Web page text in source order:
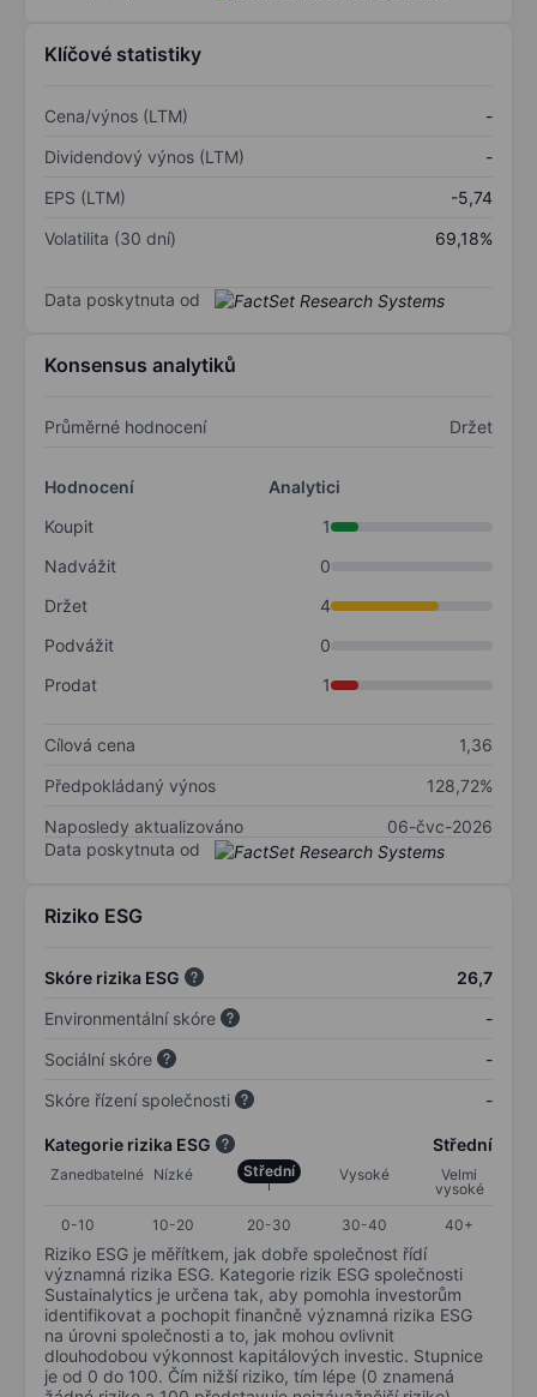
Klíčové statistiky
Cena/výnos (LTM)
-
Dividendový výnos (LTM)
-
EPS (LTM)
-5,74
Volatilita (30 dní)
69,18%
Data poskytnuta od
Konsensus analytiků
Průměrné hodnocení Držet
Hodnocení
Analytici
Koupit
1
Nadvážit
0
Držet
4
Podvážit
0
Prodat
1
Cílová cena
1,36
Předpokládaný výnos
128,72%
Naposledy aktualizováno
06-čvc-2026
Data poskytnuta od
Riziko ESG
Skóre rizika ESG
26,7
Environmentální skóre
-
Sociální skóre
-
Skóre řízení společnosti
-
Kategorie rizika ESG Střední
Zanedbatelné Nízké Střední Vysoké
Velmi
vysoké
0-10
10-20 20-30 30-40 40+
Riziko ESG je měřítkem, jak dobře společnost řídí
významná rizika ESG. Kategorie rizik ESG společnosti
Sustainalytics je určena tak, aby pomohla investorům
identifikovat a pochopit finančně významná rizika ESG
na úrovni společnosti a to, jak mohou ovlivnit
dlouhodobou výkonnost kapitálových investic. Stupnice
je od 0 do 100. Čím nižší riziko, tím lépe (0 znamená